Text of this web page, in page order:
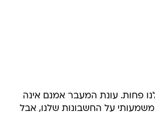
פחות. עונת המעבר אמנם אינה
על החשבונות שלנו, אבל